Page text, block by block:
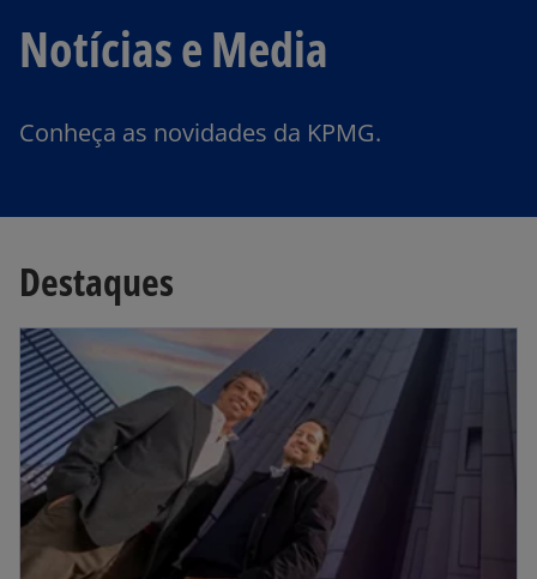
Notícias e Media
Conheça as novidades da KPMG.
Destaques